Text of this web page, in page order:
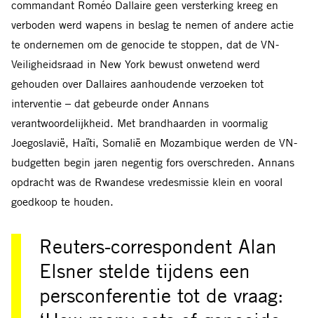
commandant Roméo Dallaire geen versterking kreeg en
verboden werd wapens in beslag te nemen of andere actie
te ondernemen om de genocide te stoppen, dat de VN-
Veiligheidsraad in New York bewust onwetend werd
gehouden over Dallaires aanhoudende verzoeken tot
interventie – dat gebeurde onder Annans
verantwoordelijkheid. Met brandhaarden in voormalig
Joegoslavië, Haïti, Somalië en Mozambique werden de VN-
budgetten begin jaren negentig fors overschreden. Annans
opdracht was de Rwandese vredesmissie klein en vooral
goedkoop te houden.
Reuters-correspondent Alan
Elsner stelde tijdens een
persconferentie tot de vraag: